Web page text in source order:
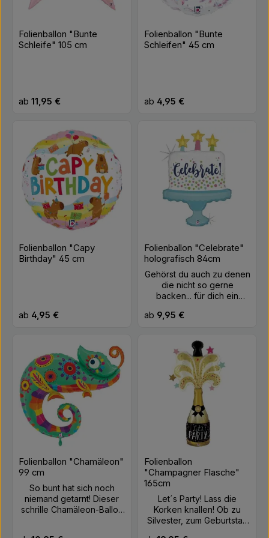
ca. eine Woche. Material:
Weiß Größe: ca. 44 x
103 cm (unaufgepustet)
Folienballon "Bunte
Schleife" 105 cm
Regulärer Preis:
ab11,95 €
Folienballon "Bunte
Schleifen" 45 cm
Regulärer Preis:
ab 4,95 €
Folienballon "Capy
Birthday" 45 cm
Regulärer Preis:
ab 4,95 €
Folienballon "Celebrate"
holografisch 84cm
Gehörst du auch zu denen
die nicht so gerne
backen... für dich ein
unbedingt dazu gehört?
Folienballon doch genau
das Richtige. Durch seine
holografische Folie funkelt
er im Licht und ist ein
perfekter Gruß. Farbe:
Bunt Größe: ca. 84cm
Material: Folie Befüllung:
Helium
Regulärer Preis:
ab 9,95 €
Folienballon "Chamäleon"
99 cm
So bunt hat sich noch
niemand getarnt! Dieser
schrille Chamäleon-Ballon
Folienballon
"Champagner Flasche"
165cm
Let´s Party! Lass die
Korken knallen! Ob zu
Silvester, zum Geburtstag